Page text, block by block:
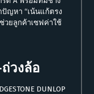
ญหา “เน้นแก้ตรง
วยลูกค้าเซฟค่าใช้
วงล้อ
DUNLOP